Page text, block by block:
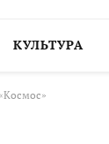
КУЛЬТУРА